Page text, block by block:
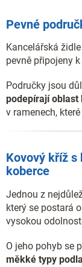
Pevné
Kancelářská
pevně připojeny
Područky jsou
podepírají oblast
v ramenech,
Kovový kříž s
koberce
Jednou z
který se postará o
vysokou
O jeho pohyb se
měkké typy